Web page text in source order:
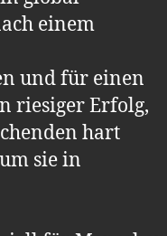
einem
und für einen
riesiger Erfolg,
hart
sie in